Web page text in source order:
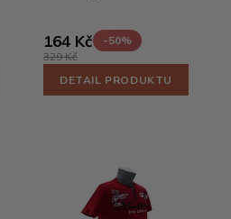
164 Kč
-50%
329 Kč
DETAIL PRODUKTU